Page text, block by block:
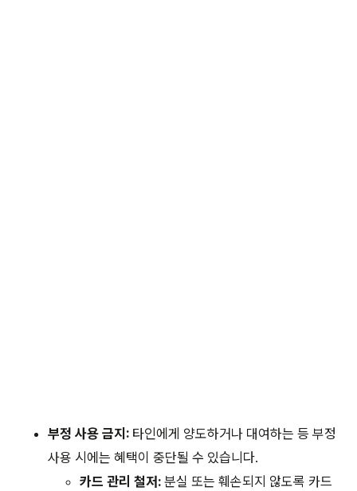
부정 사용 금지: 타인에게 양도하거나 대여하는 등 부정
사용 시에는 혜택이 중단될 수 있습니다.
카드 관리 철저: 분실 또는 훼손되지 않도록 카드